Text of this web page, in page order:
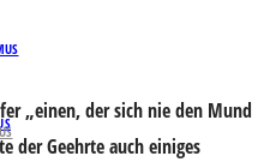
„einen, der sich nie den Mund
der Geehrte auch einiges